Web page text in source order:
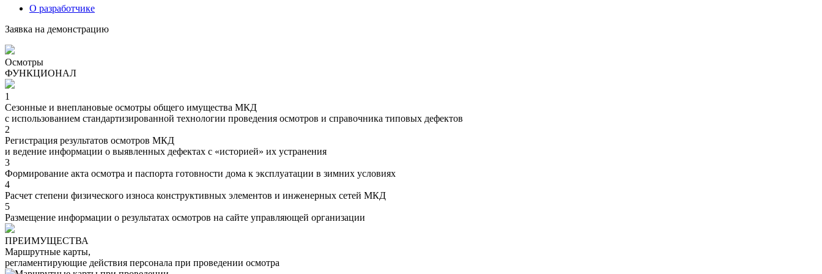
О разработчике
Заявка на демонстрацию
Осмотры
ФУНКЦИОНАЛ
1
Сезонные и внеплановые осмотры общего имущества МКД
с использованием стандартизированной технологии проведения осмотров и справочника типовых дефектов
2
Регистрация результатов осмотров МКД
и ведение информации о выявленных дефектах с «историей» их устранения
3
Формирование акта осмотра и паспорта готовности дома к эксплуатации в зимних условиях
4
Расчет степени физического износа конструктивных элементов и инженерных сетей МКД
5
Размещение информации о результатах осмотров на сайте управляющей организации
ПРЕИМУЩЕСТВА
Маршрутные карты,
регламентирующие действия персонала при проведении осмотра